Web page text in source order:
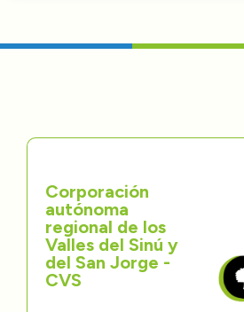
Contáctenos
Corporación
autónoma
regional de los
Valles del Sinú y
del San Jorge -
CVS